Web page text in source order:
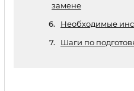
замене
Необходимые
Шаги по